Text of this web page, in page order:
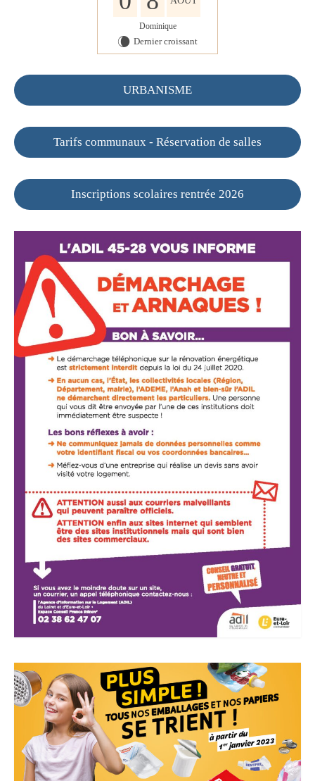
Dominique
W Dernier croissant
URBANISME
Tarifs communaux - Réservation de salles
Inscriptions scolaires rentrée 2026